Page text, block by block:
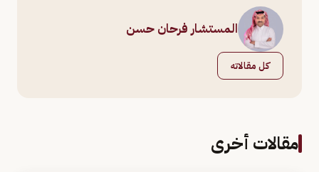
المستشار فرحان حسن
كل مقالاته
مقالات أخرى